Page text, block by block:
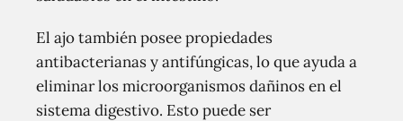
El ajo también posee propiedades
antibacterianas y antifúngicas, lo que ayuda a
eliminar los microorganismos dañinos en el
sistema digestivo. Esto puede ser